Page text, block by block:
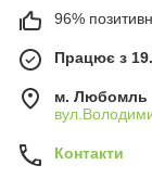
96%
Працює з
м. Любомль
Контакти